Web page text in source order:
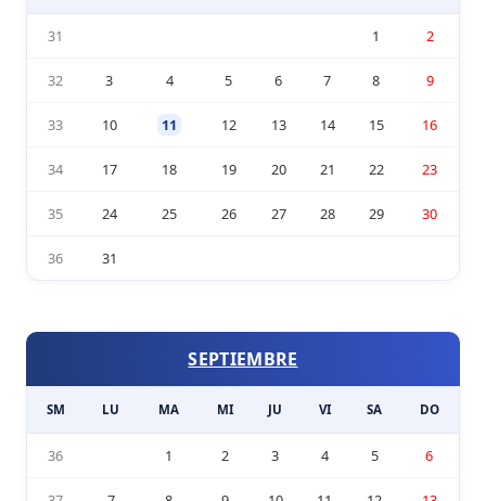
31 1 2
32 3 4 5 6 7 8 9
33 10 11 12 13 14 15 16
34 17 18 19 20 21 22 23
35 24 25 26 27 28 29 30
36 31
SEPTIEMBRE
SM LU MA MI JU VI SA DO
36 1 2 3 4 5 6